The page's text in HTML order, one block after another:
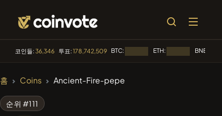
코인들:36,346 투표:178,742,509 BTC: ETH: BNB:
홈 Coins Ancient-Fire-pepe
순위 #111